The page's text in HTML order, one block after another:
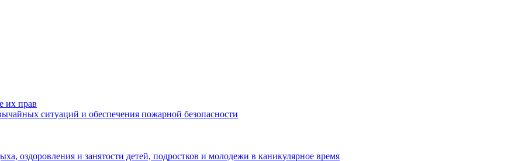
их прав
ситуаций и обеспечения пожарной безопасности
оздоровления и занятости детей, подростков и молодежи в каникулярное время